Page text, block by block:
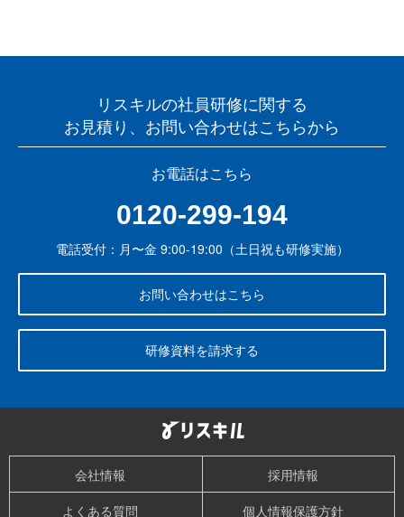
リスキルの社員研修に関する
お見積り、お問い合わせはこちらから
お電話はこちら
0120-299-194
電話受付：月〜金 9:00-19:00（土日祝も研修実施）
お問い合わせはこちら
研修資料を請求する
会社情報
採用情報
よくある質問
個人情報保護方針